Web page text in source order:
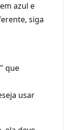
azul e
siga
que
usar